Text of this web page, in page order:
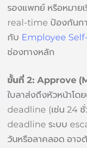
รองแพทย์ หรือหมาย
real-time ป้องกันกา
กับ Employee
ช่องทางหลัก
ขั้นที่ 2: Approve
ใบลาส่งถึงหัวหน้าโ
deadline (เช่น 24 ชั่
deadline ระบบ
วันหรือลาคลอด อาจ